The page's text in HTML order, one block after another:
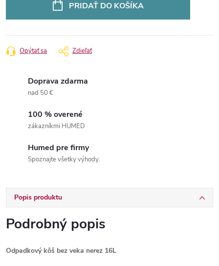
PRIDAŤ DO KOŠÍKA
Opýtať sa Zdieľať
Doprava zdarma
nad 50 €
100 % overené
zákazníkmi HUMED
Humed pre firmy
Spoznajte všetky výhody.
Popis produktu
Podrobný popis
Odpadkový kôš bez veka nerez 16L